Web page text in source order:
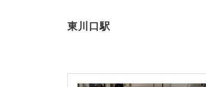
東川口駅